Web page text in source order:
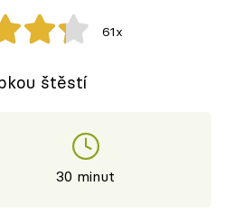
61x
štěstí
30 minut